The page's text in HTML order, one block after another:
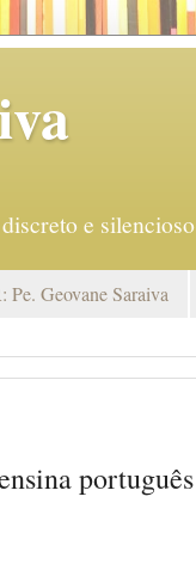
e
Geovane Saraiva